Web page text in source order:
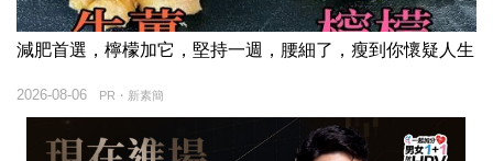
減肥首選，檸檬加它，堅持一週，腰細了，瘦到你懷疑人生
PR・新素簡
2026-08-06